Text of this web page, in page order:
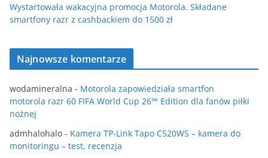
Wystartowała wakacyjna promocja Motorola. Składane
smartfony razr z cashbackiem do 1500 zł
Najnowsze komentarze
wodamineralna - Motorola zapowiedziała smartfon
motorola razr 60 FIFA World Cup 26™ Edition dla fanów piłki
nożnej
admhalohalo - Kamera TP-Link Tapo C520WS – kamera do
monitoringu – test, recenzja